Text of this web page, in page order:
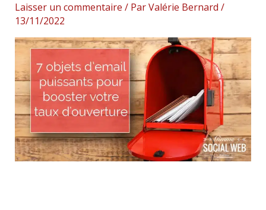
Laisser un commentaire / ParValérie Bernard /
13/11/2022